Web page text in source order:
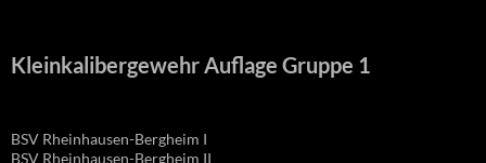
Kleinkalibergewehr Auflage Gruppe 1
BSV Rheinhausen-Bergheim I
BSV Rheinhausen-Bergheim II